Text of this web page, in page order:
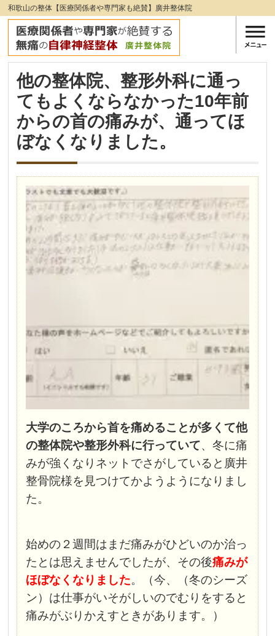
和歌山の整体【医療関係者や専門家も絶賛】廣井整体院
他の整体院、整形外科に通っ
てもよくならなかった10年前
からの首の痛みが、通ってほ
ぼなくなりました。
大学のころから首を痛めることが多くて他
の整体院や整形外科に行っていて、冬に痛
みが強くなりネットでさがしていると廣井
整骨院様を見つけてかようようになりまし
た。
始めの２週間はまだ痛みがひどいのか治っ
たとは思えませんでしたが、その後痛みが
ほぼなくなりました。（今、（冬のシーズ
ン）は仕事がいそがしいのでむりをすると
痛みがぶりかえすときがあります。）